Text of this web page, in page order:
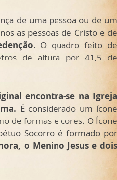
de uma pessoa ou de um
as pessoas de Cristo e de
. O quadro feito de
de altura por 41,5 de
encontra-se na Igreja
É considerado um ícone
de formas e cores. O Ícone
Socorro é formado por
o Menino Jesus e dois